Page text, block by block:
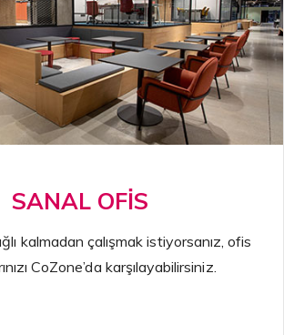
SANAL OFİS
kalmadan çalışmak istiyorsanız, ofis
CoZone’da karşılayabilirsiniz.